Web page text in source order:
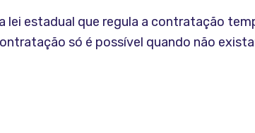
lei estadual que regula a contratação
só é possível quando não